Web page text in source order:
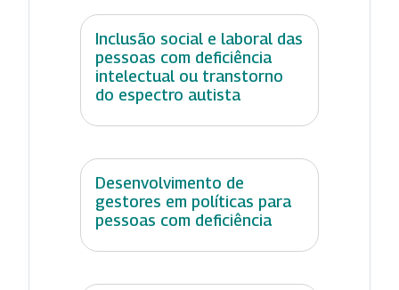
Inclusão social e laboral das
pessoas com deficiência
intelectual ou transtorno
do espectro autista
Desenvolvimento de
gestores em políticas para
pessoas com deficiência